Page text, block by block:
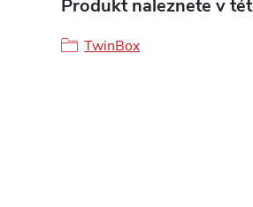
Produkt naleznete v
TwinBox